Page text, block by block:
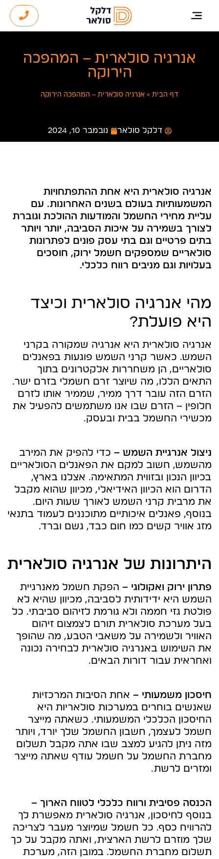
אנרגיה סולארית – המהפכה
הירוקה
דף הבית » אנרגיה סולארית – המהפכה הירוקה
דלקל סולאר נובמבר 10, 2024
אנרגיה סולארית היא אחת ההתפתחויות
המשמעותיות בעולם בשנים האחרונות. עם
עליית מחירי החשמל והמודעות ההולכת וגוברת
לצורך בשמירה על איכות הסביבה, יותר ויותר
בתים פרטיים וגם בתי עסק פונים לפתרונות
סולאריים שמספקים חשמל ירוק, חוסכים
בעלויות וגם מניבים רווח כלכלי.
מהי אנרגיה סולארית וכיצד
היא פועלת?
אנרגיה סולארית היא אנרגיה שמקורה בקרני
השמש. כאשר קרני השמש פוגעות בפאנלים
סולאריים, הן משחררות אלקטרונים בתוך
התאים הללו, מה שיוצר זרם חשמלי בזרם ישר.
הזרם הזה עובר דרך ממיר, שממיר אותו לזרם
חלופין – הזרם שבו אנו משתמשים להפעיל את
מכשירי החשמל בבית ובעסק.
ניצול אנרגיית השמש – כדי להפיק את המירב
מהשמש, חשוב למקם את הפאנלים הסולאריים
בכיוון הנכון ובזווית המתאימה. אצלנו בארץ,
הדרום הוא הכיוון האידיאלי, מכיוון שהוא מקבל
את מרבית קרני השמש לאורך שעות היום.
בנוסף, פאנלים איכותיים מתוכננים לעמוד בתנאי
מזג אוויר קשים כמו חום כבד, גשם וברד.
היתרונות של אנרגיה סולארית
פתרון ירוק ואקולוגי – הפקת חשמל מאנרגיית
השמש היא ידידותית לסביבה, מכיוון שהיא לא
פולטת גזי חממה ולא גורמת לזיהום סביבתי. כל
בעל מערכת סולארית תורם לצמצום זיהום
האוויר ולשמירה על משאבי הטבע, מה שהופך
את השימוש באנרגיה סולארית לבחירה נכונה
ואחראית עבור דורות הבאים.
חיסכון משמעותי – אחת הסיבות המרכזיות
שאנשים בוחרים במערכות סולאריות היא
החיסכון הכלכלי המשמעותי. כשאתה מייצר
חשמל לעצמך, חשבון החשמל שלך יורד, ויותר
מזה ניתן להגיע למצב שבו אתה מקבל תשלום
מחברת החשמל על חשמל עודף שאתה מייצר
ומזרים לרשת.
הכנסה פסיבית ורווח כלכלי לטווח הארוך –
בנוסף לחיסכון, אנרגיה סולארית מאפשרת לך
להרוויח כסף. כל חשמל שמיוצר מעבר לצריכה
שלך מוזרם לרשת הארצית, ואתה מקבל על כך
תשלום מחברת החשמל. במובן הזה, מערכת